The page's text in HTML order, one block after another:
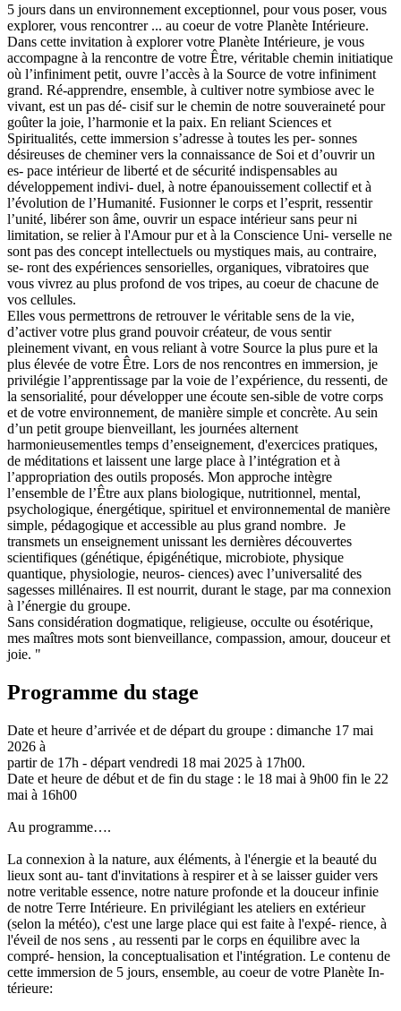
5 jours dans un environnement exceptionnel, pour vous poser, vous
explorer, vous rencontrer ... au coeur de votre Planète Intérieure.
Dans cette invitation à explorer votre Planète Intérieure, je vous
accompagne à la rencontre de votre Être, véritable chemin initiatique
où l’infiniment petit, ouvre l’accès à la Source de votre infiniment
grand. Ré-apprendre, ensemble, à cultiver notre symbiose avec le
vivant, est un pas dé- cisif sur le chemin de notre souveraineté pour
goûter la joie, l’harmonie et la paix. En reliant Sciences et
Spiritualités, cette immersion s’adresse à toutes les per- sonnes
désireuses de cheminer vers la connaissance de Soi et d’ouvrir un
es- pace intérieur de liberté et de sécurité indispensables au
développement indivi- duel, à notre épanouissement collectif et à
l’évolution de l’Humanité. Fusionner le corps et l’esprit, ressentir
l’unité, libérer son âme, ouvrir un espace intérieur sans peur ni
limitation, se relier à l'Amour pur et à la Conscience Uni- verselle ne
sont pas des concept intellectuels ou mystiques mais, au contraire,
se- ront des expériences sensorielles, organiques, vibratoires que
vous vivrez au plus profond de vos tripes, au coeur de chacune de
vos cellules.
Elles vous permettrons de retrouver le véritable sens de la vie,
d’activer votre plus grand pouvoir créateur, de vous sentir
pleinement vivant, en vous reliant à votre Source la plus pure et la
plus élevée de votre Être. Lors de nos rencontres en immersion, je
privilégie l’apprentissage par la voie de l’expérience, du ressenti, de
la sensorialité, pour développer une écoute sen-sible de votre corps
et de votre environnement, de manière simple et concrète. Au sein
d’un petit groupe bienveillant, les journées alternent
harmonieusementles temps d’enseignement, d'exercices pratiques,
de méditations et laissent une large place à l’intégration et à
l’appropriation des outils proposés. Mon approche intègre
l’ensemble de l’Être aux plans biologique, nutritionnel, mental,
psychologique, énergétique, spirituel et environnemental de manière
simple, pédagogique et accessible au plus grand nombre. Je
transmets un enseignement unissant les dernières découvertes
scientifiques (génétique, épigénétique, microbiote, physique
quantique, physiologie, neuros- ciences) avec l’universalité des
sagesses millénaires. Il est nourrit, durant le stage, par ma connexion
à l’énergie du groupe.
Sans considération dogmatique, religieuse, occulte ou ésotérique,
mes maîtres mots sont bienveillance, compassion, amour, douceur et
joie. "
Programme du stage
Date et heure d’arrivée et de départ du groupe : dimanche 17 mai
2026 à
partir de 17h - départ vendredi 18 mai 2025 à 17h00.
Date et heure de début et de fin du stage : le 18 mai à 9h00 fin le 22
mai à 16h00
Au programme….
La connexion à la nature, aux éléments, à l'énergie et la beauté du
lieux sont au- tant d'invitations à respirer et à se laisser guider vers
notre veritable essence, notre nature profonde et la douceur infinie
de notre Terre Intérieure. En privilégiant les ateliers en extérieur
(selon la météo), c'est une large place qui est faite à l'expé- rience, à
l'éveil de nos sens , au ressenti par le corps en équilibre avec la
compré- hension, la conceptualisation et l'intégration. Le contenu de
cette immersion de 5 jours, ensemble, au coeur de votre Planète In-
térieure: